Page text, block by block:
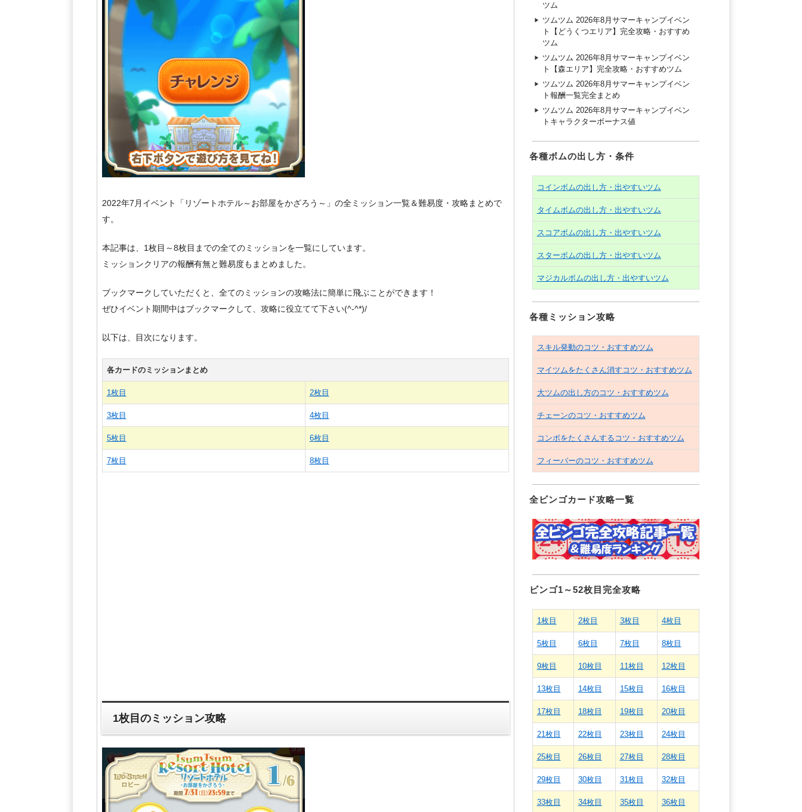
2022年7月イベント「リゾートホテル～お部屋をかざろう～」の全ミッション一覧＆難易度・攻略まとめで
す。
本記事は、1枚目～8枚目までの全てのミッションを一覧にしています。
ミッションクリアの報酬有無と難易度もまとめました。
ブックマークしていただくと、全てのミッションの攻略法に簡単に飛ぶことができます！
ぜひイベント期間中はブックマークして、攻略に役立てて下さい(^-^*)/
以下は、目次になります。
各カードのミッションまとめ
1枚目 2枚目
3枚目 4枚目
5枚目 6枚目
7枚目 8枚目
1枚目のミッション攻略
ツム
ツムツム 2026年8月サマーキャンプイベン
ト【どうくつエリア】完全攻略・おすすめ
ツム
ツムツム 2026年8月サマーキャンプイベン
ト【森エリア】完全攻略・おすすめツム
ツムツム 2026年8月サマーキャンプイベン
ト報酬一覧完全まとめ
ツムツム 2026年8月サマーキャンプイベン
トキャラクターボーナス値
各種ボムの出し方・条件
コインボムの出し方・出やすいツム
タイムボムの出し方・出やすいツム
スコアボムの出し方・出やすいツム
スターボムの出し方・出やすいツム
マジカルボムの出し方・出やすいツム
各種ミッション攻略
スキル発動のコツ・おすすめツム
マイツムをたくさん消すコツ・おすすめツム
大ツムの出し方のコツ・おすすめツム
チェーンのコツ・おすすめツム
コンボをたくさんするコツ・おすすめツム
フィーバーのコツ・おすすめツム
全ビンゴカード攻略一覧
ビンゴ1～52枚目完全攻略
1枚目 2枚目 3枚目 4枚目
5枚目 6枚目 7枚目 8枚目
9枚目 10枚目 11枚目 12枚目
13枚目 14枚目 15枚目 16枚目
17枚目 18枚目 19枚目 20枚目
21枚目 22枚目 23枚目 24枚目
25枚目 26枚目 27枚目 28枚目
29枚目 30枚目 31枚目 32枚目
33枚目 34枚目 35枚目 36枚目